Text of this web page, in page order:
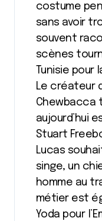
costume
sans avoir
souvent
scènes
Tunisie
Le créateur
Chewbacca
aujourd’hui
Stuart
Lucas
singe, un
homme au
métier est
Yoda pour